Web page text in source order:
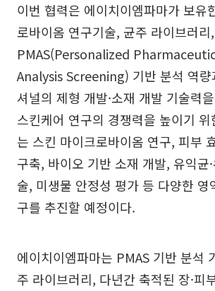
이번 협력은 에이치이엠파마가 보유
로바이옴 연구기술, 균주 라이브러리,
PMAS(Personalized
Analysis Screening) 기반 분석 역량
셔널의 제형 개발·소재 개발 기술력
스킨케어 연구의 경쟁력을 높이기
는 스킨 마이크로바이옴 연구, 피부
구축, 바이오 기반 소재 개발, 유익균
술, 미생물 안정성 평가 등 다양한 영
구를 추진할 예정이다.
에이치이엠파마는 PMAS 기반 분석
주 라이브러리, 다년간 축적된 장·피